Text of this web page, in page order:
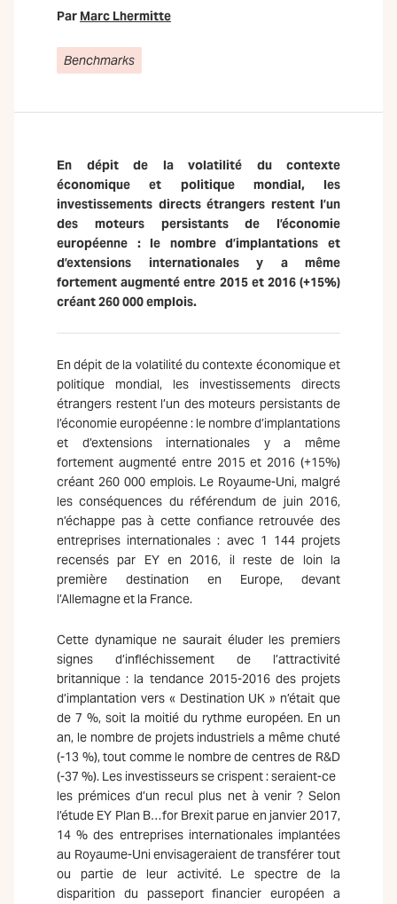
Par Marc Lhermitte
Benchmarks
En dépit de la volatilité du contexte
économique et politique mondial, les
investissements directs étrangers restent l’un
des moteurs persistants de l’économie
européenne : le nombre d’implantations et
d’extensions internationales y a même
fortement augmenté entre 2015 et 2016 (+15%)
créant 260 000 emplois.
En dépit de la volatilité du contexte économique et
politique mondial, les investissements directs
étrangers restent l’un des moteurs persistants de
l’économie européenne : le nombre d’implantations
et d’extensions internationales y a même
fortement augmenté entre 2015 et 2016 (+15%)
créant 260 000 emplois. Le Royaume-Uni, malgré
les conséquences du référendum de juin 2016,
n’échappe pas à cette confiance retrouvée des
entreprises internationales : avec 1 144 projets
recensés par EY en 2016, il reste de loin la
première destination en Europe, devant
l’Allemagne et la France.
Cette dynamique ne saurait éluder les premiers
signes d’infléchissement de l’attractivité
britannique : la tendance 2015-2016 des projets
d’implantation vers « Destination UK » n’était que
de 7 %, soit la moitié du rythme européen. En un
an, le nombre de projets industriels a même chuté
(-13 %), tout comme le nombre de centres de R&D
(-37 %). Les investisseurs se crispent : seraient-ce
les prémices d’un recul plus net à venir ? Selon
l’étude EY Plan B…for Brexit parue en janvier 2017,
14 % des entreprises internationales implantées
au Royaume-Uni envisageraient de transférer tout
ou partie de leur activité. Le spectre de la
disparition du passeport financier européen a